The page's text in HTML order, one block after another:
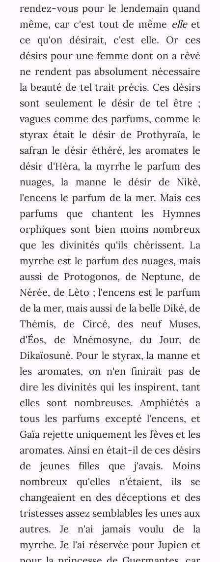
rendez-vous pour le lendemain quand
même, car c'est tout de même elleet
ce qu'on désirait, c'est elle. Or ces
désirs pour une femme dont on a rêvé
ne rendent pas absolument nécessaire
la beauté de tel trait précis. Ces désirs
sont seulement le désir de tel être ;
vagues comme des parfums, comme le
styrax était le désir de Prothyraïa, le
safran le désir éthéré, les aromates le
désir d'Héra, la myrrhe le parfum des
nuages, la manne le désir de Nikè,
l'encens le parfum de la mer. Mais ces
parfums que chantent les Hymnes
orphiques sont bien moins nombreux
que les divinités qu'ils chérissent. La
myrrhe est le parfum des nuages, mais
aussi de Protogonos, de Neptune, de
Nérée, de Lèto ; l'encens est le parfum
de la mer, mais aussi de la belle Dikè, de
Thémis, de Circé, des neuf Muses,
d'Éos, de Mnémosyne, du Jour, de
Dikaïosunè. Pour le styrax, la manne et
les aromates, on n'en finirait pas de
dire les divinités qui les inspirent, tant
elles sont nombreuses. Amphiétès a
tous les parfums excepté l'encens, et
Gaïa rejette uniquement les fèves et les
aromates. Ainsi en était-il de ces désirs
de jeunes filles que j'avais. Moins
nombreux qu'elles n'étaient, ils se
changeaient en des déceptions et des
tristesses assez semblables les unes aux
autres. Je n'ai jamais voulu de la
myrrhe. Je l'ai réservée pour Jupien et